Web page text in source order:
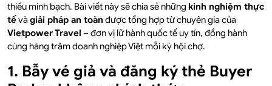
thiếu minh bạch. Bài viết này sẽ chia sẻ những kinh nghiệm thực
tếvàgiải pháp an toàn được tổng hợp từ chuyên gia của
Vietpower Travel – đơn vị lữ hành quốc tế uy tín, đồng hành
cùng hàng trăm doanh nghiệp Việt mỗi kỳ hội chợ.
1. Bẫy vé giả và đăng ký thẻ Buyer